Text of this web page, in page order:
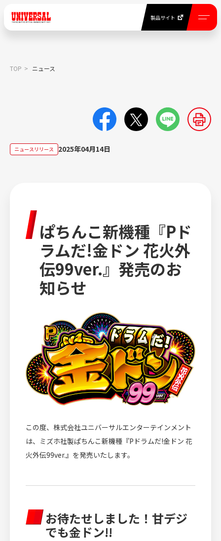
製品サイト
製品サイト
当社について
IR INFORMATION
投資家情報
RECRUIT
CULTURE
文化・芸術活動
EN
TOP ニュース
ニュースリリース 2025年04月14日
ぱちんこ新機種『Pド
ラムだ!金ドン 花火外
伝99ver.』発売のお
知らせ
この度、株式会社ユニバーサルエンターテインメント
は、ミズホ社製ぱちんこ新機種『Pドラムだ!金ドン 花
火外伝99ver.』を発売いたします。
お待たせしました！甘デジ
でも金ドン!!